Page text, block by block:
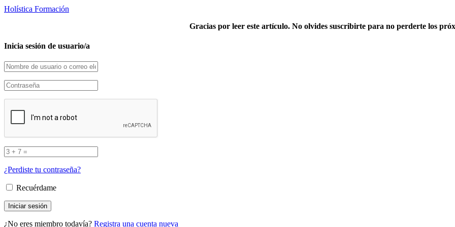
Holística Formación
Gracias por leer este artículo. No olvides suscribirte para no perderte los
Inicia sesión de usuario/a
¿Perdiste tu contraseña?
Recuérdame
¿No eres miembro todavía? Registra una cuenta nueva